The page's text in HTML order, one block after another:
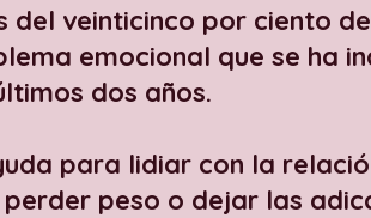
del veinticinco por ciento
emocional que se ha
dos años.
para lidiar con la
peso o dejar las